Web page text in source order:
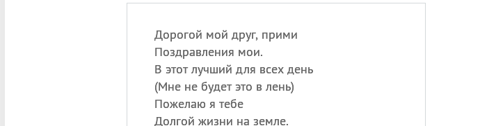
Дорогой мой друг, прими
Поздравления мои.
В этот лучший для всех день
(Мне не будет это в лень)
Пожелаю я тебе
Долгой жизни на земле.